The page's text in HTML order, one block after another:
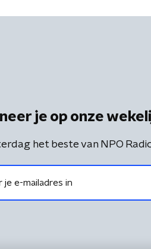
je op onze
het beste van NPO